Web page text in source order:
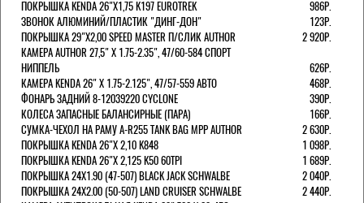
ПОКРЫШКА KENDA 26"Х1,75 K197 EUROTREK
986Р.
ЗВОНОК АЛЮМИНИЙ/ПЛАСТИК "ДИНГ-ДОН"
123Р.
ПОКРЫШКА 29"Х2,00 SPEED MASTER П/СЛИК AUTHOR
2 920Р.
КАМЕРА AUTHOR 27,5" Х 1.75-2.35", 47/60-584 СПОРТ
НИППЕЛЬ
626Р.
КАМЕРА KENDA 26" Х 1.75-2.125", 47/57-559 АВТО
468Р.
ФОНАРЬ ЗАДНИЙ 8-12039220 CYCLONE
390Р.
КОЛЕСА ЗАПАСНЫЕ БАЛАНСИРНЫЕ (ПАРА)
166Р.
CУМКА-ЧЕХОЛ НА РАМУ A-R255 TANK BAG MPP AUTHOR
2 630Р.
ПОКРЫШКА KENDA 26"Х 2,10 K848
1 098Р.
ПОКРЫШКА KENDA 26"Х 2,125 K50 60TPI
1 689Р.
ПОКРЫШКА 24X1.90 (47-507) BLACK JACK SCHWALBE
2 040Р.
ПОКРЫШКА 24X2.00 (50-507) LAND CRUISER SCHWALBE
2 440Р.